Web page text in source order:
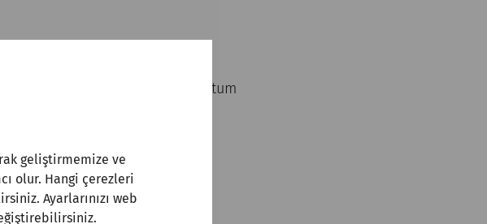
geliştirmemize ve
olur. Hangi çerezleri
Ayarlarınızı web
Limes und aus Carnuntum